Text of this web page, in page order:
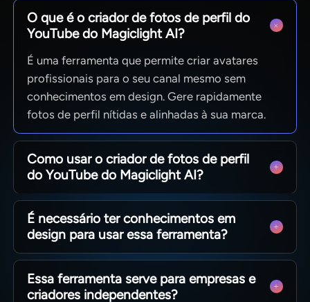
O que é o criador de fotos de perfil do
YouTube do Magiclight AI?
É uma ferramenta que permite criar avatares
profissionais para o seu canal mesmo sem
conhecimentos em design. Gere rapidamente
fotos de perfil nítidas e alinhadas à sua marca.
Como usar o criador de fotos de perfil
do YouTube do Magiclight AI?
Faça o upload de uma foto ou escolha um
modelo, depois personalize cores, estilos e
detalhes. A imagem pronta estará disponível
para uso imediato.
É necessário ter conhecimentos em
design para usar essa ferramenta?
Não, o Magiclight AI é pensado para iniciantes
com guias passo a passo. Use modelos,
configurações predefinidas e pré-visualizações
Essa ferramenta serve para empresas e
criadores independentes?